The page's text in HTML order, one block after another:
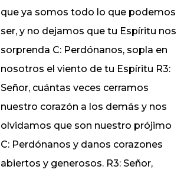
que ya somos todo lo que podemos
ser, y no dejamos que tu Espíritu nos
sorprenda C: Perdónanos, sopla en
nosotros el viento de tu Espíritu R3:
Señor, cuántas veces cerramos
nuestro corazón a los demás y nos
olvidamos que son nuestro prójimo
C: Perdónanos y danos corazones
abiertos y generosos. R3: Señor,